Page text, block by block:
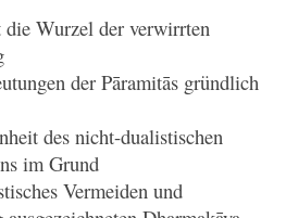
die Wurzel der verwirrten
der Pāramitās gründlich
des nicht-dualistischen
im Grund
Vermeiden und